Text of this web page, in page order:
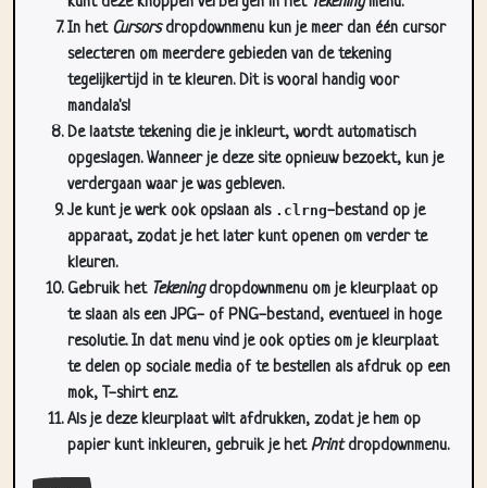
In het Cursorsdropdownmenu kun je meer dan één cursor
selecteren om meerdere gebieden van de tekening
tegelijkertijd in te kleuren. Dit is vooral handig voor
mandala's!
De laatste tekening die je inkleurt, wordt automatisch
opgeslagen. Wanneer je deze site opnieuw bezoekt, kun je
verdergaan waar je was gebleven.
Je kunt je werk ook opslaan als .clrng-bestand op je
apparaat, zodat je het later kunt openen om verder te
kleuren.
Gebruik het Tekeningdropdownmenu om je kleurplaat op
te slaan als een JPG- of PNG-bestand, eventueel in hoge
resolutie. In dat menu vind je ook opties om je kleurplaat
te delen op sociale media of te bestellen als afdruk op een
mok, T-shirt enz.
Als je deze kleurplaat wilt afdrukken, zodat je hem op
papier kunt inkleuren, gebruik je hetPrintdropdownmenu.